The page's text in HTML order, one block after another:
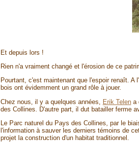
Et depuis lors !
Rien n'a vraiment changé et l'érosion de ce
Pourtant, c'est maintenant que l'espoir renaît.
bois ont évidemment un grand rôle à jouer.
Chez nous, il y a quelques années, Erik Telen a
des Collines. D'autre part, il dut batailler ferme
Le Parc naturel du Pays des Collines, par le
l'information à sauver les derniers témoins de
projet la construction d'un habitat traditionnel.